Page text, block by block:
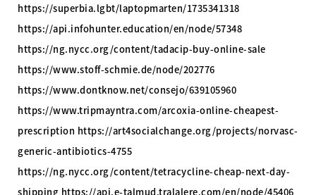
https://superbia.lgbt/laptopmarten/1735341318
https://api.infohunter.education/en/node/57348
https://ng.nycc.org/content/tadacip-buy-online-sale
https://www.stoff-schmie.de/node/202776
https://www.dontknow.net/consejo/639105960
https://www.tripmayntra.com/arcoxia-online-cheapest-
prescription https://art4socialchange.org/projects/norvasc-
generic-antibiotics-4755
https://ng.nycc.org/content/tetracycline-cheap-next-day-
shipping https://api.e-talmud.tralalere.com/en/node/45406